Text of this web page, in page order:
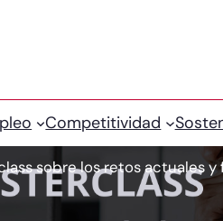
Competitividad
sobre los retos actuales